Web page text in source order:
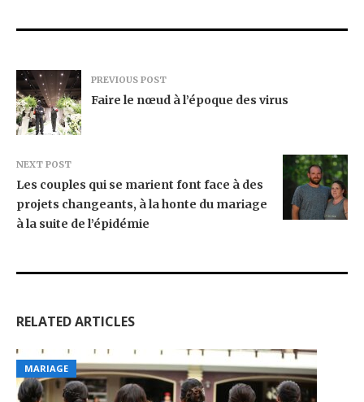
PREVIOUS POST
Faire le nœud à l’époque des virus
NEXT POST
Les couples qui se marient font face à des
projets changeants, à la honte du mariage
à la suite de l’épidémie
RELATED ARTICLES
MARIAGE